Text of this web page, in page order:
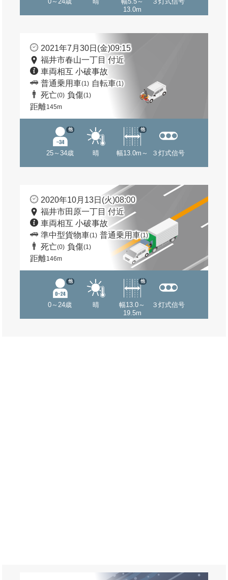
13.0m
2021年7月30日(金)09:15
福井市春山一丁目 付近
車両相互 小破事故
普通乗用車(1) 自転車(1)
死亡(0) 負傷(1)
距離145m
25～34歳
他
晴 幅13.0m～
他
３灯式信号
2020年10月13日(火)08:00
福井市田原一丁目 付近
車両相互 小破事故
準中型貨物車(1) 普通乗用車(1)
死亡(0) 負傷(1)
距離146m
0～24歳
他
晴
幅13.0～
19.5m
他
３灯式信号